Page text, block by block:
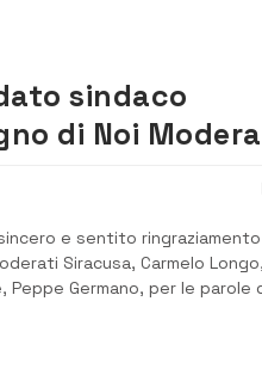
sindaco
di Noi
e sentito
Siracusa, Carmelo
Peppe Germano, per le parole
il candidato sindaco Efrem